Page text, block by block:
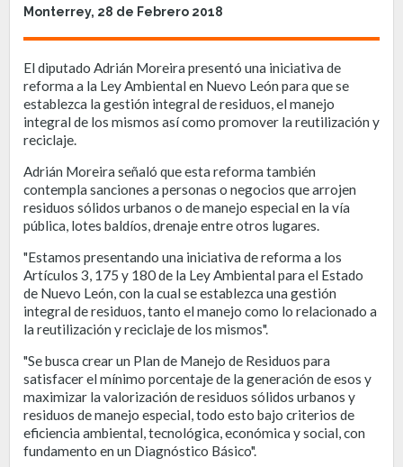
Monterrey, 28 de Febrero 2018
El diputado Adrián Moreira presentó una iniciativa de
reforma a la Ley Ambiental en Nuevo León para que se
establezca la gestión integral de residuos, el manejo
integral de los mismos así como promover la reutilización y
reciclaje.
Adrián Moreira señaló que esta reforma también
contempla sanciones a personas o negocios que arrojen
residuos sólidos urbanos o de manejo especial en la vía
pública, lotes baldíos, drenaje entre otros lugares.
"Estamos presentando una iniciativa de reforma a los
Artículos 3, 175 y 180 de la Ley Ambiental para el Estado
de Nuevo León, con la cual se establezca una gestión
integral de residuos, tanto el manejo como lo relacionado a
la reutilización y reciclaje de los mismos".
"Se busca crear un Plan de Manejo de Residuos para
satisfacer el mínimo porcentaje de la generación de esos y
maximizar la valorización de residuos sólidos urbanos y
residuos de manejo especial, todo esto bajo criterios de
eficiencia ambiental, tecnológica, económica y social, con
fundamento en un Diagnóstico Básico".